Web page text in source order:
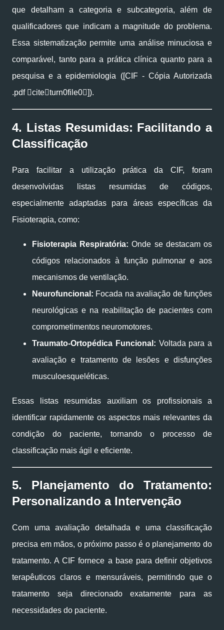
que detalham a categoria e subcategoria, além de
qualificadores que indicam a magnitude do problema.
Essa sistematização permite uma análise minuciosa e
comparável, tanto para a prática clínica quanto para a
pesquisa e a epidemiologia ([CIF - Cópia Autorizada
.pdf citeturn0file0]).
4. Listas Resumidas: Facilitando a
Classificação
Para facilitar a utilização prática da CIF, foram
desenvolvidas listas resumidas de códigos,
especialmente adaptadas para áreas específicas da
Fisioterapia, como:
Fisioterapia Respiratória: Onde se destacam os
códigos relacionados à função pulmonar e aos
mecanismos de ventilação.
Neurofuncional: Focada na avaliação de funções
neurológicas e na reabilitação de pacientes com
comprometimentos neuromotores.
Traumato-Ortopédica Funcional: Voltada para a
avaliação e tratamento de lesões e disfunções
musculoesqueléticas.
Essas listas resumidas auxiliam os profissionais a
identificar rapidamente os aspectos mais relevantes da
condição do paciente, tornando o processo de
classificação mais ágil e eficiente.
5. Planejamento do Tratamento:
Personalizando a Intervenção
Com uma avaliação detalhada e uma classificação
precisa em mãos, o próximo passo é o planejamento do
tratamento. A CIF fornece a base para definir objetivos
terapêuticos claros e mensuráveis, permitindo que o
tratamento seja direcionado exatamente para as
necessidades do paciente.